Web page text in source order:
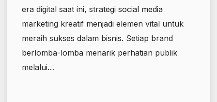
era digital saat ini, strategi social media
marketing kreatif menjadi elemen vital untuk
meraih sukses dalam bisnis. Setiap brand
berlomba-lomba menarik perhatian publik
melalui…